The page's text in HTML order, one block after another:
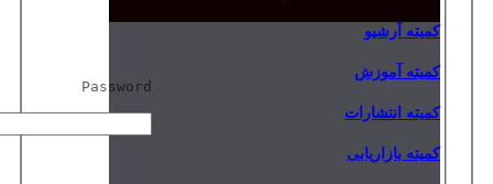
آرشیو
آموزش
انتشارات
بازاریابی
Password